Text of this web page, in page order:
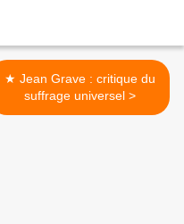
★ Jean Grave : critique du
suffrage universel >